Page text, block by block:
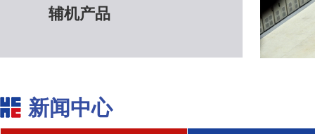
辅机产品
新闻中心